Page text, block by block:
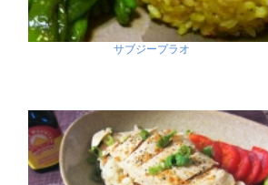
サブジープラオ